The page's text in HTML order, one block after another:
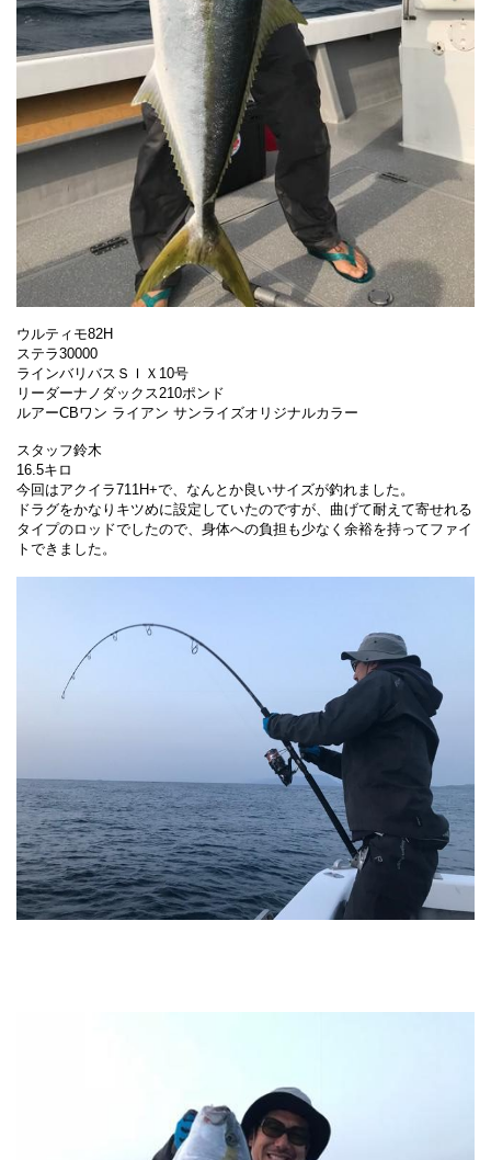
ウルティモ82H
ステラ30000
ラインバリバスＳＩＸ10号
リーダーナノダックス210ポンド
ルアーCBワン ライアン サンライズオリジナルカラー
スタッフ鈴木
16.5キロ
今回はアクイラ711H+で、なんとか良いサイズが釣れました。
ドラグをかなりキツめに設定していたのですが、曲げて耐えて寄せれる
タイプのロッドでしたので、身体への負担も少なく余裕を持ってファイ
トできました。